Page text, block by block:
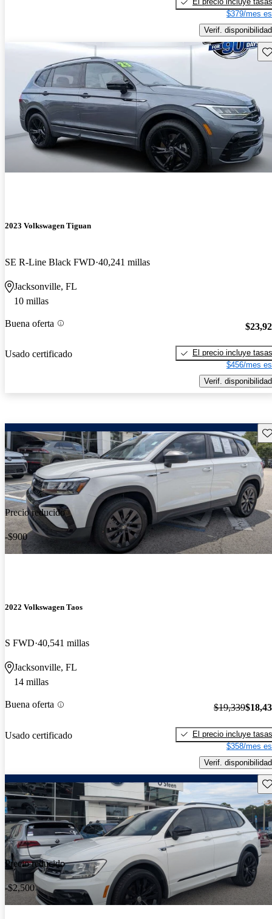
$379/mes
Verif. disponibilidad
2023 Volkswagen Tiguan
SE R-Line Black FWD 40,241 millas
Jacksonville, FL
10 millas
Buena oferta
Usado certificado
El precio incluye tasas
$456/mes
Verif. disponibilidad
Precio reducido
-$900
2022 Volkswagen Taos
S FWD 40,541 millas
Jacksonville, FL
14 millas
Buena oferta
Usado certificado
$19,339
El precio incluye tasas
$358/mes
Verif. disponibilidad
Precio reducido
-$2,500